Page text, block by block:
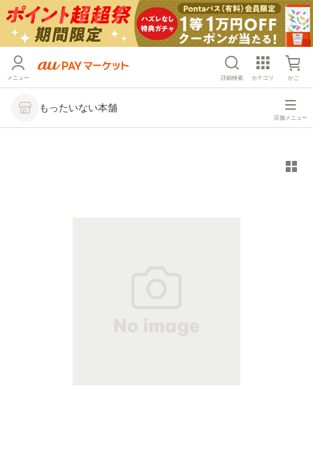
メニュー 詳細検索 カテゴリ かご
もったいない本舗
店舗メニュー